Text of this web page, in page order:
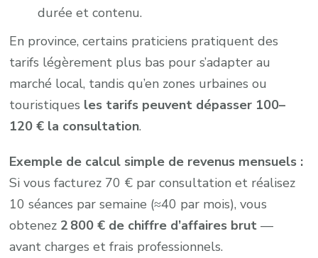
durée et contenu.
En province, certains praticiens pratiquent des
tarifs légèrement plus bas pour s’adapter au
marché local, tandis qu’en zones urbaines ou
touristiques les tarifs peuvent dépasser 100–
120 € la consultation.
Exemple de calcul simple de revenus mensuels :
Si vous facturez 70 € par consultation et réalisez
10 séances par semaine (≈40 par mois), vous
obtenez 2 800 € de chiffre d’affaires brut —
avant charges et frais professionnels.